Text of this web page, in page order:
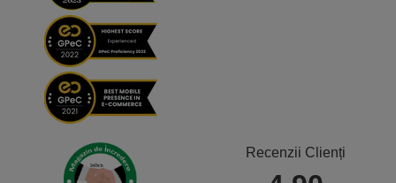
Recenzii Clienți